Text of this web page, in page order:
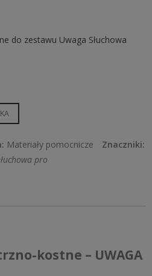
do zestawu Uwaga Słuchowa
Materiały pomocnicze
Znaczniki:
pro
kostne – UWAGA